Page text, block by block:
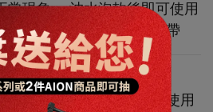
常現象。 沖水泡軟後即可使用
袋裡不會變硬，更方便攜帶
清水充分沖洗，擰乾後再使用